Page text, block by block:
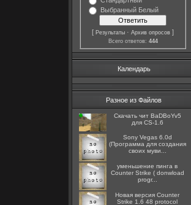
Выбранный Белый
[ Результаты · Архив опросов ]
Всего ответов: 444
Календарь
Разное из Файлов
Скачать чит BaDBoYv5
для CS-1.6
Sony Vegas 6.0d
(Программа для создания
своих муви...
уменьшение пинга в
Counter Strike ( donwload
progr...
Новая версия Counter
Strike 1.6 48 protocol